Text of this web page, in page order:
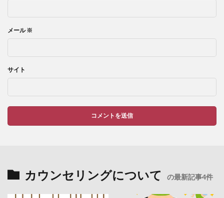
メール※
サイト
カウンセリングについて の最新記事4件